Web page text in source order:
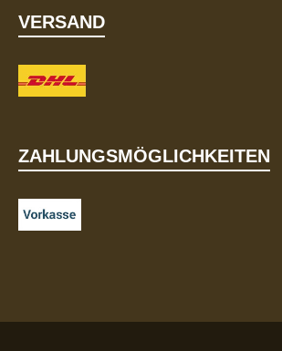
VERSAND
ZAHLUNGSMÖGLICHKEITEN